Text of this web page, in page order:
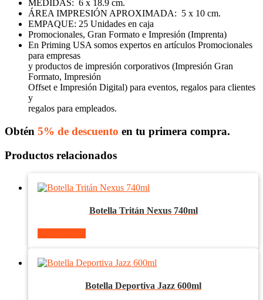
MEDIDAS: 6 x 18.9 cm.
ÁREA IMPRESIÓN APROXIMADA: 5 x 10 cm.
EMPAQUE: 25 Unidades en caja
Promocionales, Gran Formato e Impresión (Imprenta)
En Priming USA somos expertos en artículos Promocionales
para empresas
y productos de impresión corporativos (Impresión Gran
Formato, Impresión
Offset e Impresión Digital) para eventos, regalos para clientes
y
regalos para empleados.
Obtén 5% de descuento en tu primera compra.
Productos relacionados
Botella Tritán Nexus 740ml
Botella Deportiva Jazz 600ml